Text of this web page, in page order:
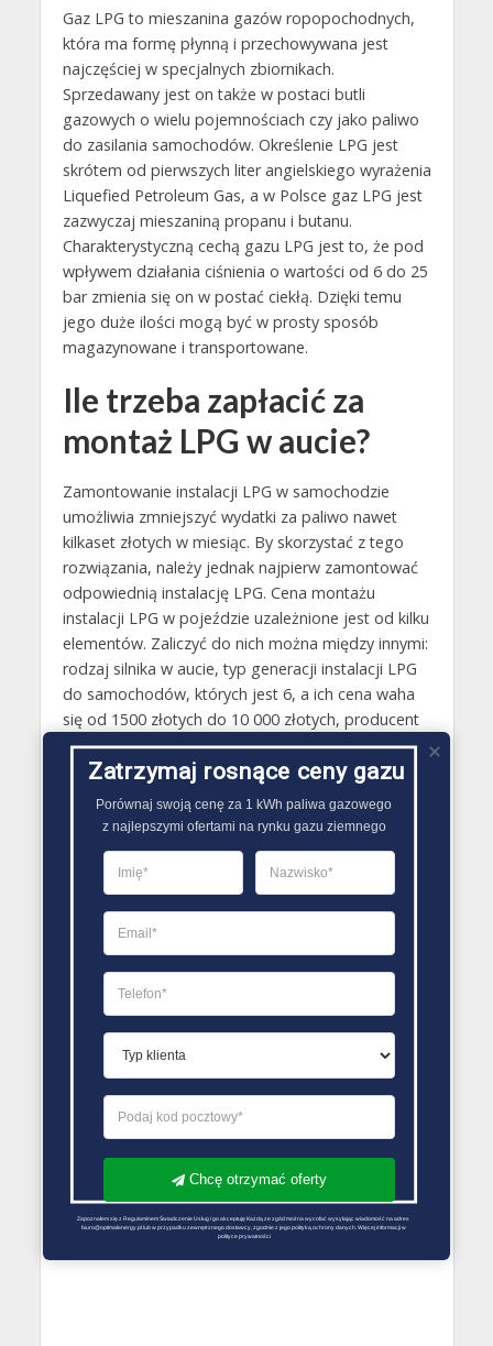
Gaz LPG to mieszanina gazów ropopochodnych,
która ma formę płynną i przechowywana jest
najczęściej w specjalnych zbiornikach.
Sprzedawany jest on także w postaci butli
gazowych o wielu pojemnościach czy jako paliwo
do zasilania samochodów. Określenie LPG jest
skrótem od pierwszych liter angielskiego wyrażenia
Liquefied Petroleum Gas, a w Polsce gaz LPG jest
zazwyczaj mieszaniną propanu i butanu.
Charakterystyczną cechą gazu LPG jest to, że pod
wpływem działania ciśnienia o wartości od 6 do 25
bar zmienia się on w postać ciekłą. Dzięki temu
jego duże ilości mogą być w prosty sposób
magazynowane i transportowane.
Ile trzeba zapłacić za
montaż LPG w aucie?
Zamontowanie instalacji LPG w samochodzie
umożliwia zmniejszyć wydatki za paliwo nawet
kilkaset złotych w miesiąc. By skorzystać z tego
rozwiązania, należy jednak najpierw zamontować
odpowiednią instalację LPG. Cena montażu
instalacji LPG w pojeździe uzależnione jest od kilku
elementów. Zaliczyć do nich można między innymi:
rodzaj silnika w aucie, typ generacji instalacji LPG
do samochodów, których jest 6, a ich cena waha
się od 1500 złotych do 10 000 złotych, producent
instalacji gazowej LPG. Zamontowanie instalacji
LPG w aucie oprócz ceny samego montażu wiążę
się również z dodatkowymi wydatkami takimi jak
serwis oraz dodatkowa opłata podczas badania
technicznego auta..
PORÓWNYWARKA OFERT GAZU
Zatrzymaj rosnące ceny gazu
Porównaj swoją cenę za 1 kWh paliwa gazowego
z najlepszymi ofertami na rynku gazu ziemnego
Chcę otrzymać oferty
Zapoznałem się z Regulaminem Świadczenie Usług i go akceptuję Każdą ze zgód można wycofać wysyłając wiadomość na adres
biuro@optimalenergy.pl lub w przypadku zewnętrznego dostawcy, zgodnie z jego polityką ochrony danych. Więcej informacji w
polityce prywatności